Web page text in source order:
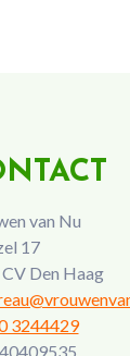
van Nu
17
Den Haag
3244429